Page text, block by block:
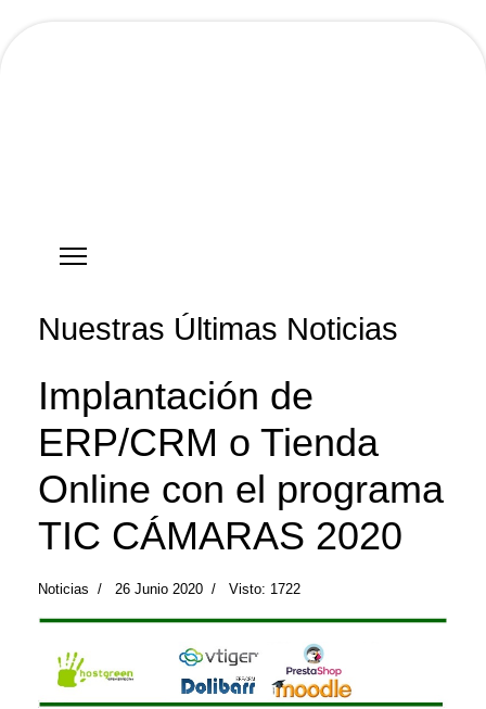
Nuestras Últimas Noticias
Implantación de
ERP/CRM o Tienda
Online con el programa
TIC CÁMARAS 2020
Noticias 26 Junio 2020 Visto: 1722